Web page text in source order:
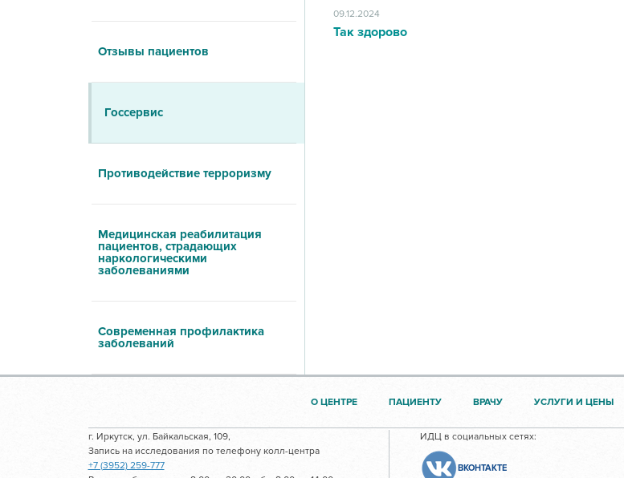
Отзывы пациентов
Госсервис
Противодействие терроризму
Медицинская реабилитация
пациентов, страдающих
наркологическими
заболеваниями
Современная профилактика
заболеваний
09.12.2024
Так здорово
О ЦЕНТРЕ ПАЦИЕНТУ ВРАЧУ УСЛУГИ И ЦЕНЫ
г. Иркутск, ул. Байкальская, 109,
Запись на исследования по телефону колл-центра
+7 (3952) 259-777
ИДЦ в социальных сетях:
ВКОНТАКТЕ